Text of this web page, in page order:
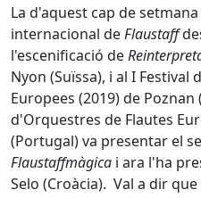
La d'aquest cap de
internacional deFlaustaff
l'escenificació de
Nyon (Suïssa), i al I
Europees (2019) de Poznan
d'Orquestres de Flautes
(Portugal) va presentar el
Flaustaffmàgica i ara l'ha
Selo (Croàcia). Val a dir que